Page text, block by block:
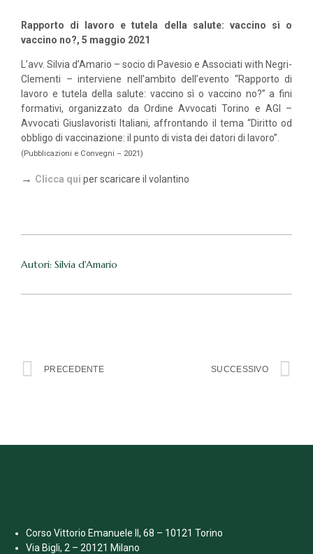
Rapporto di lavoro e tutela della salute: vaccino sì o
vaccino no?, 5 maggio 2021
L’avv. Silvia d’Amario – socio di Pavesio e Associati with Negri-
Clementi – interviene nell’ambito dell’evento “Rapporto di
lavoro e tutela della salute: vaccino sì o vaccino no?” a fini
formativi, organizzato da Ordine Avvocati Torino e AGI –
Avvocati Giuslavoristi Italiani, affrontando il tema “Diritto od
obbligo di vaccinazione: il punto di vista dei datori di lavoro”.
(Pubblicazioni e Convegni – 2021)
→ Clicca qui per scaricare il volantino
Autori: Silvia d'Amario
PRECEDENTE SUCCESSIVO
Corso Vittorio Emanuele II, 68 – 10121 Torino
Via Bigli, 2 – 20121 Milano